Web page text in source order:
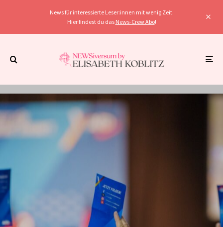
News für interessierte Leser:innen mit wenig Zeit.
Hier findest du das News-Crew Abo!